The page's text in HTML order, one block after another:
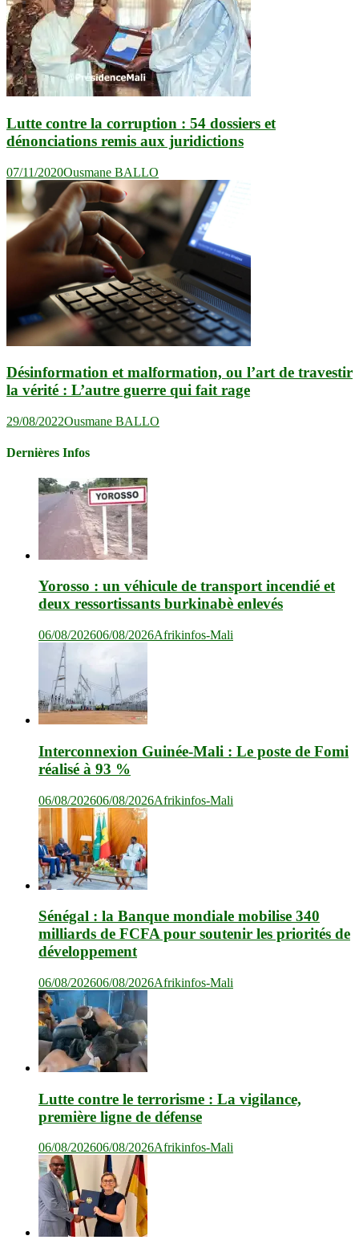
Lutte contre la corruption : 54 dossiers et
dénonciations remis aux juridictions
07/11/2020Ousmane BALLO
Désinformation et malformation, ou l’art de travestir
la vérité : L’autre guerre qui fait rage
29/08/2022Ousmane BALLO
Dernières Infos
Yorosso : un véhicule de transport incendié et
deux ressortissants burkinabè enlevés
06/08/202606/08/2026Afrikinfos-Mali
Interconnexion Guinée-Mali : Le poste de Fomi
réalisé à 93 %
06/08/202606/08/2026Afrikinfos-Mali
Sénégal : la Banque mondiale mobilise 340
milliards de FCFA pour soutenir les priorités de
développement
06/08/202606/08/2026Afrikinfos-Mali
Lutte contre le terrorisme : La vigilance,
première ligne de défense
06/08/202606/08/2026Afrikinfos-Mali